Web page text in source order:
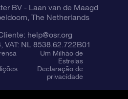
BV- Laan van de Maagd
The Netherlands
help@osr.org
VAT: NL 8538.62.722B01
Um Milhão de
Estrelas
Declaração de
privacidade